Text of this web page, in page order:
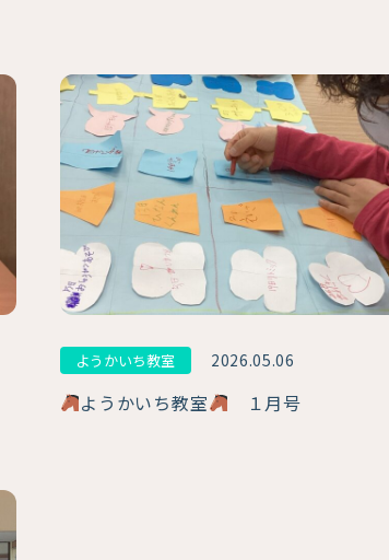
ようかいち教室 2026.05.06
ようかいち教室 １月号